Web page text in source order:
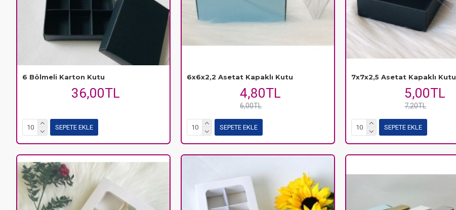
6 Bölmeli Karton Kutu
36,00TL
SEPETE EKLE
6x6x2,2 Asetat Kapaklı Kutu
4,80TL
6,00TL
SEPETE EKLE
7x7x2,5 Asetat Kapaklı Kutu
5,00TL
7,20TL
SEPETE EKLE